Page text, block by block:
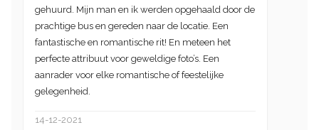
gehuurd. Mijn man en ik werden opgehaald door de
prachtige bus en gereden naar de locatie. Een
fantastische en romantische rit! En meteen het
perfecte attribuut voor geweldige foto’s. Een
aanrader voor elke romantische of feestelijke
gelegenheid.
14-12-2021